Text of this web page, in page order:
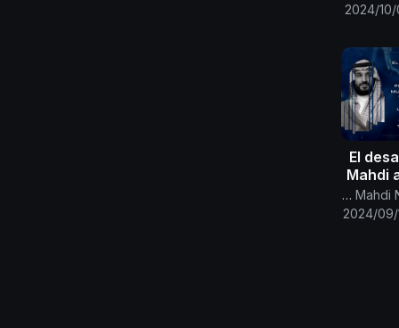
2024/
El
Mahdi
Canal Oficial Del Imam Al Mahdi Nasser Mohammed
2024/09/